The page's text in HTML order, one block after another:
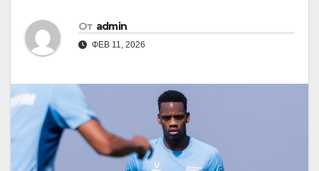
От admin
ФЕВ 11, 2026